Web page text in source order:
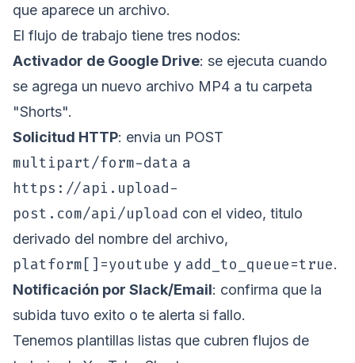
que aparece un archivo.
El flujo de trabajo tiene tres nodos:
Activador de Google Drive: se ejecuta cuando
se agrega un nuevo archivo MP4 a tu carpeta
"Shorts".
Solicitud HTTP: envia un POST
multipart/form-data a
https://api.upload-
post.com/api/upload con el video, titulo
derivado del nombre del archivo,
platform[]=youtube y add_to_queue=true.
Notificación por Slack/Email: confirma que la
subida tuvo exito o te alerta si fallo.
Tenemos plantillas listas que cubren flujos de